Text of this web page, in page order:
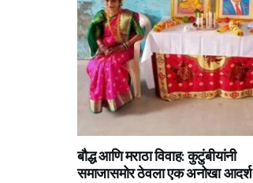
बौद्ध आणि मराठा विवाह: कुटुंबीयांनी
समाजासमोर ठेवला एक अनोखा आदर्श